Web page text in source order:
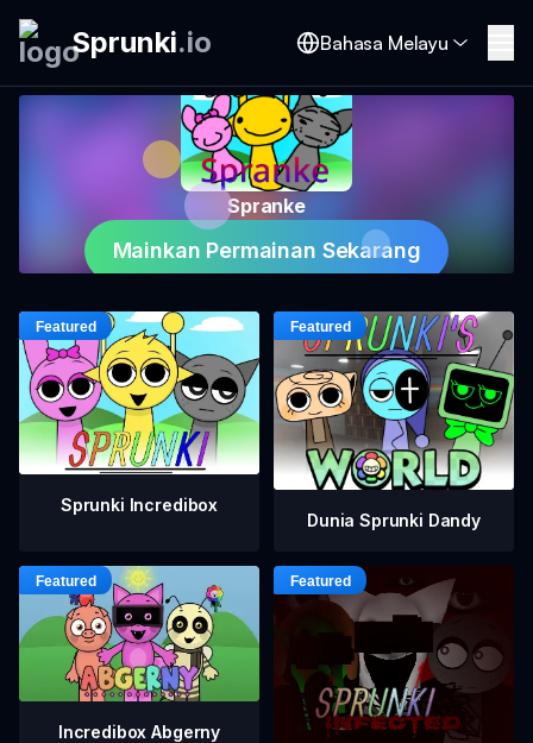
Sprunki.io Bahasa Melayu
Spranke
Mainkan Permainan Sekarang
Sprunki Incredibox
Dunia Sprunki Dandy
Incredibox Abgerny